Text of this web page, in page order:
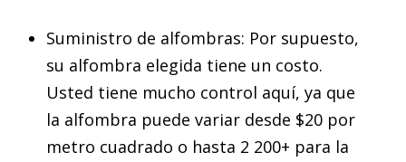
Suministro de alfombras: Por supuesto,
su alfombra elegida tiene un costo.
Usted tiene mucho control aquí, ya que
la alfombra puede variar desde $20 por
metro cuadrado o hasta 2 200+ para la